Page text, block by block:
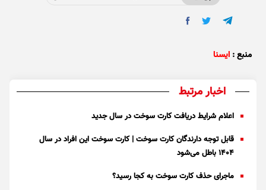
منبع : ایسنا
اخبار مرتبط
اعلام شرایط دریافت کارت سوخت در سال جدید
قابل توجه دارندگان کارت سوخت | کارت سوخت این افراد در سال
۱۴۰۴ باطل می‌شود
ماجرای حذف کارت سوخت به کجا رسید؟